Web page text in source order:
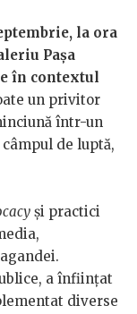
la ora
Pașa
în contextul
un privitor
într-un
de luptă,
și practici
a înființat
diverse